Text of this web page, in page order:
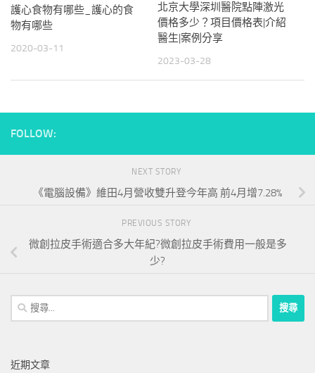
護心食物有哪些_護心的食
物有哪些
2020-03-11
北京大學深圳醫院點陣激光
價格多少？項目價格表|介紹
醫生|案例分享
2023-03-28
FOLLOW:
NEXT STORY
《電腦設備》維田4月營收雙升登今年高 前4月增7.28%
PREVIOUS STORY
微創拉皮手術適合多大年紀?微創拉皮手術費用一般是多
少?
搜
尋
字:
近期文章